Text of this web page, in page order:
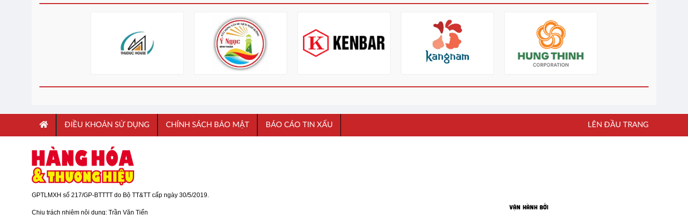
ĐIỀU KHOẢN SỬ DỤNG CHÍNH SÁCH BẢO MẬT BÁO CÁO TIN XẤU LÊN ĐẦU TRANG
GPTLMXH số 217/GP-BTTTT do Bộ TT&TT cấp ngày 30/5/2019.
Chịu trách nhiệm nội dung: Trần Văn Tiến
VẬN HÀNH BỞI